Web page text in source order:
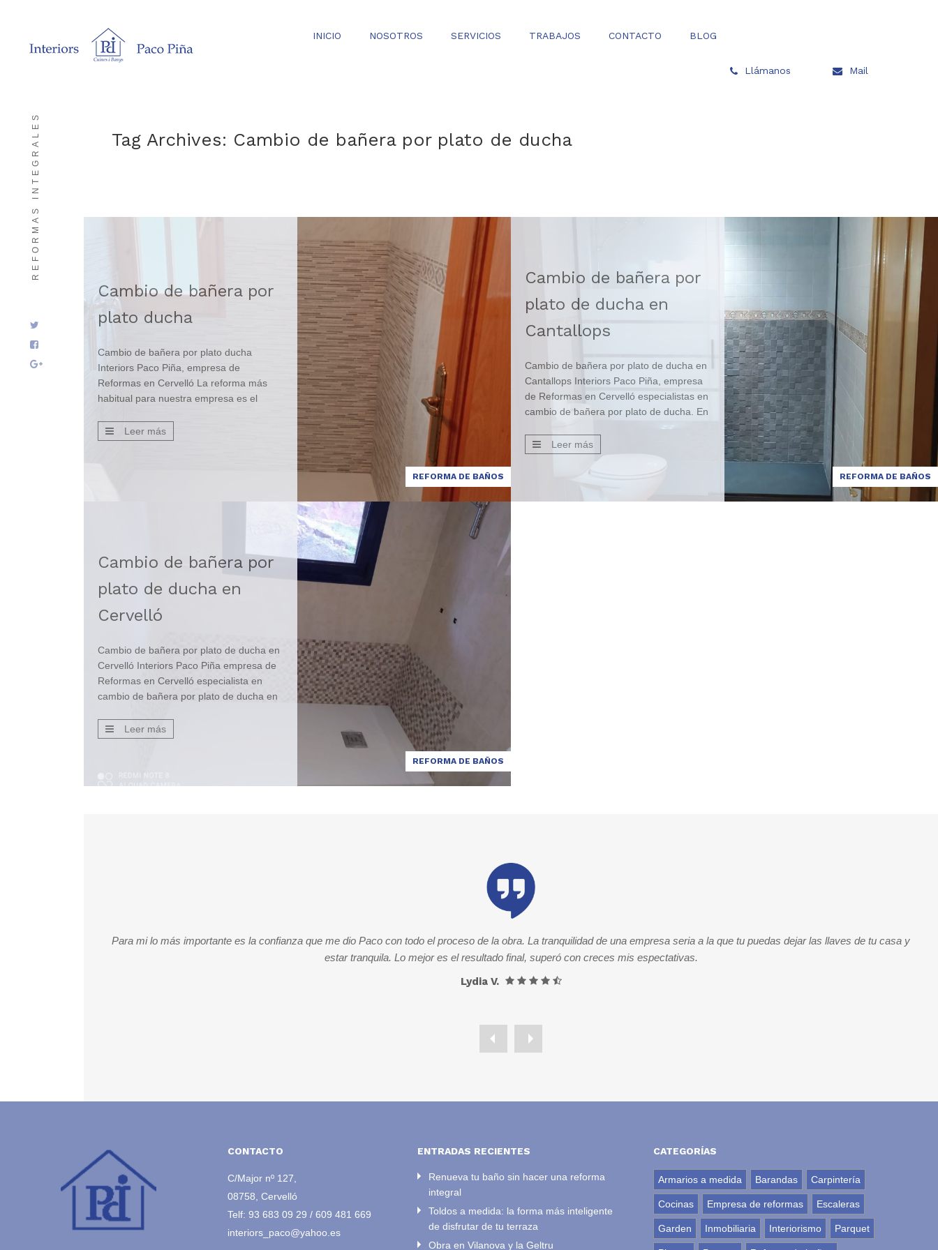
INICIO NOSOTROS SERVICIOS TRABAJOS CONTACTO BLOG
Llámanos Mail
REFORMAS INTEGRALES Tag Archives: Cambio de bañera por plato de ducha
REFORMA DE BAÑOS
Cambio de bañera por
plato ducha
Cambio de bañera por plato ducha
Interiors Paco Piña, empresa de
Reformas en Cervelló La reforma más
habitual para nuestra empresa es el
este caso concreto, los clientes quieren
realizar el cambio por comodidad. Les
Leer más
REFORMA DE BAÑOS
Cambio de bañera por
plato de ducha en
Cantallops
Cambio de bañera por plato de ducha en
Cantallops Interiors Paco Piña, empresa
de Reformas en Cervelló especialistas en
cambio de bañera por plato de ducha. En
esta obra hemos realizado un cambio de
bañera por plato ducha. Comenzamos
quintando la bañera de 170 x 70. Una vez
la bañera estuvo fuera, pusimos un plato
Leer más
REFORMA DE BAÑOS
Cambio de bañera por
plato de ducha en
Cervelló
Cambio de bañera por plato de ducha en
Cervelló Interiors Paco Piña empresa de
Reformas en Cervelló especialista en
cambio de bañera por plato de ducha en
ducha. La obra consiste en extraer
bañera existente, alicatar con nuevas
Leer más
Para mi lo más importante es la confianza que me dio Paco con todo el proceso de la obra. La tranquilidad de una empresa seria a la que tu puedas dejar las llaves de tu casa y
estar tranquila. Lo mejor es el resultado final, superó con creces mis espectativas.
Lydia V.
CONTACTO
C/Major nº 127,
08758, Cervelló
Telf: 93 683 09 29 / 609 481 669
interiors_paco@yahoo.es
ENTRADAS RECIENTES
Renueva tu baño sin hacer una reforma
integral
Toldos a medida: la forma más inteligente
de disfrutar de tu terraza
Obra en Vilanova y la Geltru
CATEGORÍAS
Armarios a medida Barandas Carpintería
Cocinas Empresa de reformas Escaleras
Garden Inmobiliaria Interiorismo Parquet